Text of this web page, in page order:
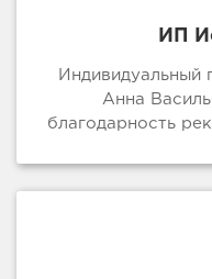
ИП
Индивидуальный
Анна
благодарность